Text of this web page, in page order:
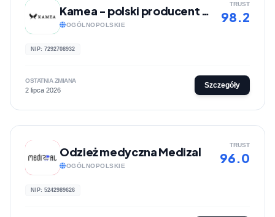
Kamea - polski producent nakryć głowy i szalików
OGÓLNOPOLSKIE
TRUST
98.2
NIP: 7292708932
OSTATNIA ZMIANA
2 lipca 2026
Szczegóły
Odzież medyczna Medizal
OGÓLNOPOLSKIE
TRUST
96.0
NIP: 5242989626